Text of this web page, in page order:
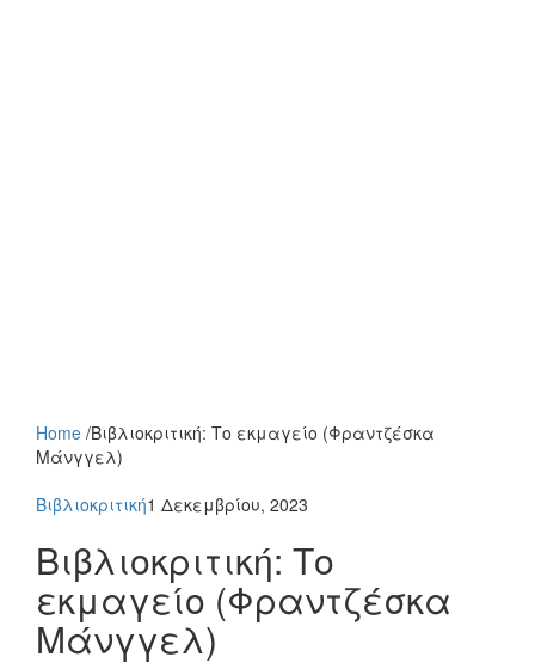
Home /Βιβλιοκριτική: Το εκμαγείο (Φραντζέσκα
Μάνγγελ)
Βιβλιοκριτική1 Δεκεμβρίου, 2023
Βιβλιοκριτική: Το
εκμαγείο (Φραντζέσκα
Μάνγγελ)